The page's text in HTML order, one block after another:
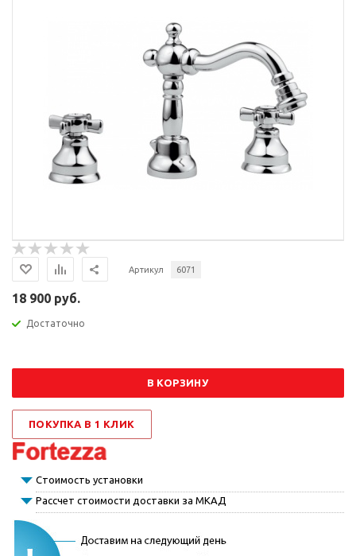
Артикул 6071
18 900 руб.
Достаточно
В КОРЗИНУ
ПОКУПКА В 1 КЛИК
Стоимость установки
Рассчет стоимости доставки за МКАД